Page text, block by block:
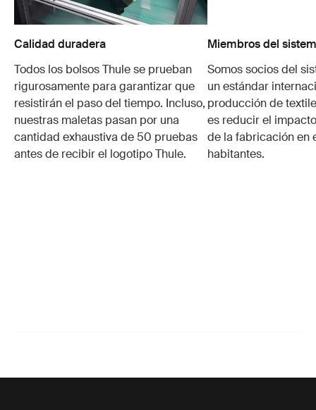
Calidad duradera
Todos los bolsos Thule se prueban
rigurosamente para garantizar que
resistirán el paso del tiempo. Incluso,
nuestras maletas pasan por una
cantidad exhaustiva de 50 pruebas
antes de recibir el logotipo Thule.
Miembros del
Somos socios del
un estándar
producción de
es reducir el
de la fabricación en
habitantes.